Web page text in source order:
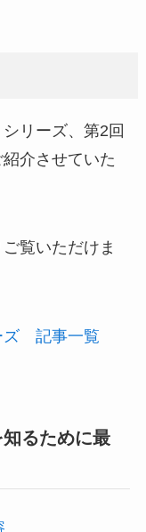
リーズ、第2回
介させていた
覧いただけま
ズ 記事一覧
るために最